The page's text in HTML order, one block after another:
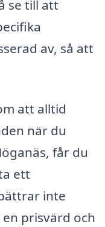
se till att
av, så att
att alltid
när du
får du
ett
inte
prisvärd och